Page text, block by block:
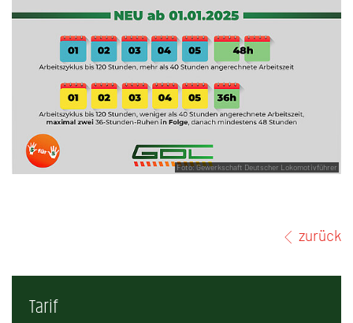
Foto: Gewerkschaft Deutscher Lokomotivführer
zurück
Tarif